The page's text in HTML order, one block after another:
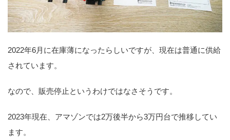
2022年6月に在庫薄になったらしいですが、現在は普通に供給
されています。
なので、販売停止というわけではなさそうです。
2023年現在、アマゾンでは2万後半から3万円台で推移してい
ます。